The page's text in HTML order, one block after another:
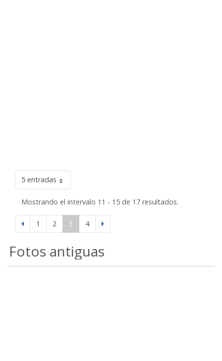
5 entradas
Mostrando el intervalo 11 - 15 de 17 resultados.
1 2 3 4
Fotos antiguas